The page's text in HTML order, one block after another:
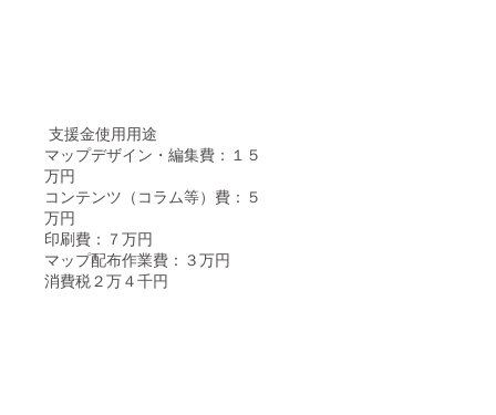
支援金使用用途
マップデザイン・編集費：１５
万円
コンテンツ（コラム等）費：５
万円
印刷費：７万円
マップ配布作業費：３万円
消費税２万４千円